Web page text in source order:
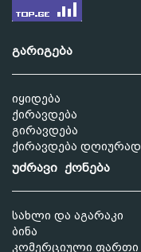
გარიგება
იყიდება
ქირავდება
გირავდება
ქირავდება დღიურად
უძრავი ქონება
სახლი და აგარაკი
ბინა
კომერციული ფართი